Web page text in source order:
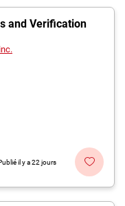
and Verification
il y a 22 jours